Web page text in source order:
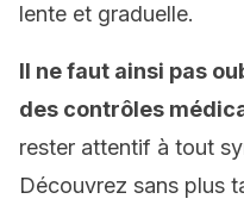
lente et graduelle.
Il ne faut ainsi pas
des contrôles
rester attentif à tout
Découvrez sans plus